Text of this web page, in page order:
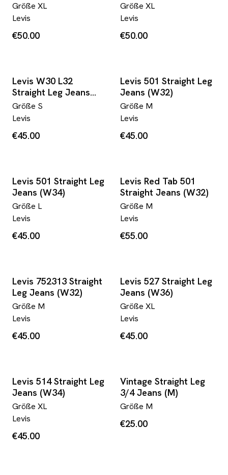
Größe XL
Levis
€50.00
Größe XL
Levis
€50.00
Levis W30 L32
Straight Leg Jeans
(W30)
Größe S
Levis
€45.00
Levis 501 Straight Leg
Jeans (W32)
Größe M
Levis
€45.00
Levis 501 Straight Leg
Jeans (W34)
Größe L
Levis
€45.00
Levis Red Tab 501
Straight Jeans (W32)
Größe M
Levis
€55.00
Levis 752313 Straight
Leg Jeans (W32)
Größe M
Levis
€45.00
Levis 527 Straight Leg
Jeans (W36)
Größe XL
Levis
€45.00
Levis 514 Straight Leg
Jeans (W34)
Größe XL
Levis
€45.00
Vintage Straight Leg
3/4 Jeans (M)
Größe M
€25.00